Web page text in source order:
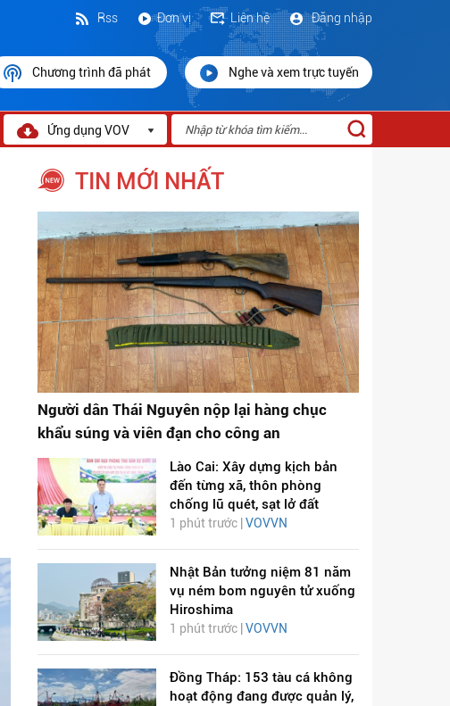
Đăng nhập
Liên hệ
Đơn vị
Rss
Chương trình đã phát Nghe và xem trực tuyến
Ứng dụng VOV
TIN MỚI NHẤT
Người dân Thái Nguyên nộp lại hàng chục
khẩu súng và viên đạn cho công an
Lào Cai: Xây dựng kịch bản
đến từng xã, thôn phòng
chống lũ quét, sạt lở đất
1 phút trước |VOVVN
Nhật Bản tưởng niệm 81 năm
vụ ném bom nguyên tử xuống
Hiroshima
1 phút trước | VOVVN
Đồng Tháp: 153 tàu cá không
hoạt động đang được quản lý,